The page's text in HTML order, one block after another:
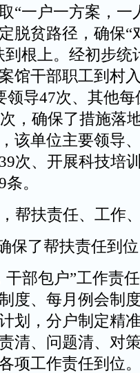
“一户一方案，一
脱贫路径，确保“
根上。经初步统
馆干部职工到村
领导47次、其他
，确保了措施落
该单位主要领导
次、开展科技培
。
帮扶责任、工作
保了帮扶责任到位
部包户”工作责
度、每月例会制
划，分户制定精
清、问题清、对
项工作责任到位